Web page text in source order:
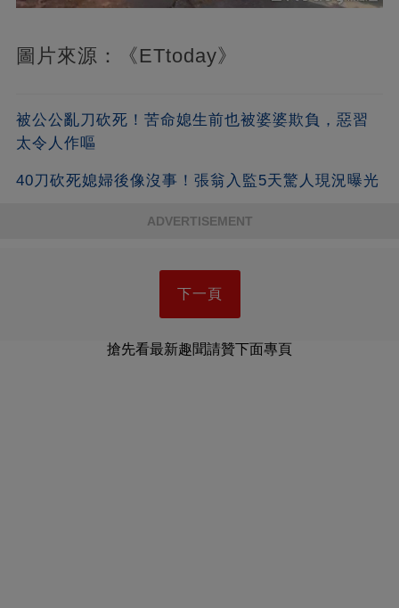
圖片來源：《ETtoday》
被公公亂刀砍死！苦命媳生前也被婆婆欺負，惡習
太令人作嘔
40刀砍死媳婦後像沒事！張翁入監5天驚人現況曝光
ADVERTISEMENT
下一頁
搶先看最新趣聞請贊下面專頁